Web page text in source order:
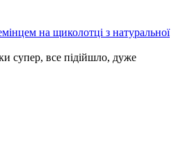
на щиколотці з натуральної
супер, все підійшло, дуже